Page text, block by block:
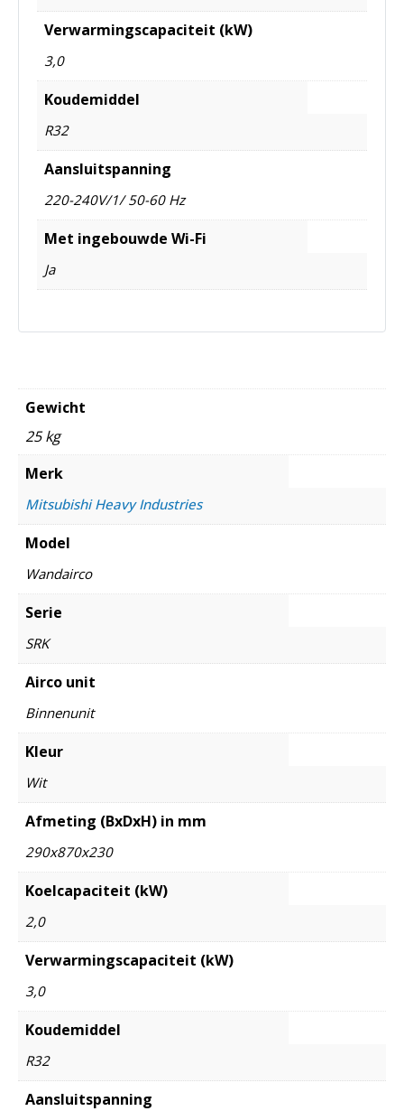
Verwarmingscapaciteit (kW)
3,0
Koudemiddel
R32
Aansluitspanning
220-240V/1/ 50-60 Hz
Met ingebouwde Wi-Fi
Ja
Gewicht
25 kg
Merk
Mitsubishi Heavy Industries
Model
Wandairco
Serie
SRK
Airco unit
Binnenunit
Kleur
Wit
Afmeting (BxDxH) in mm
290x870x230
Koelcapaciteit (kW)
2,0
Verwarmingscapaciteit (kW)
3,0
Koudemiddel
R32
Aansluitspanning